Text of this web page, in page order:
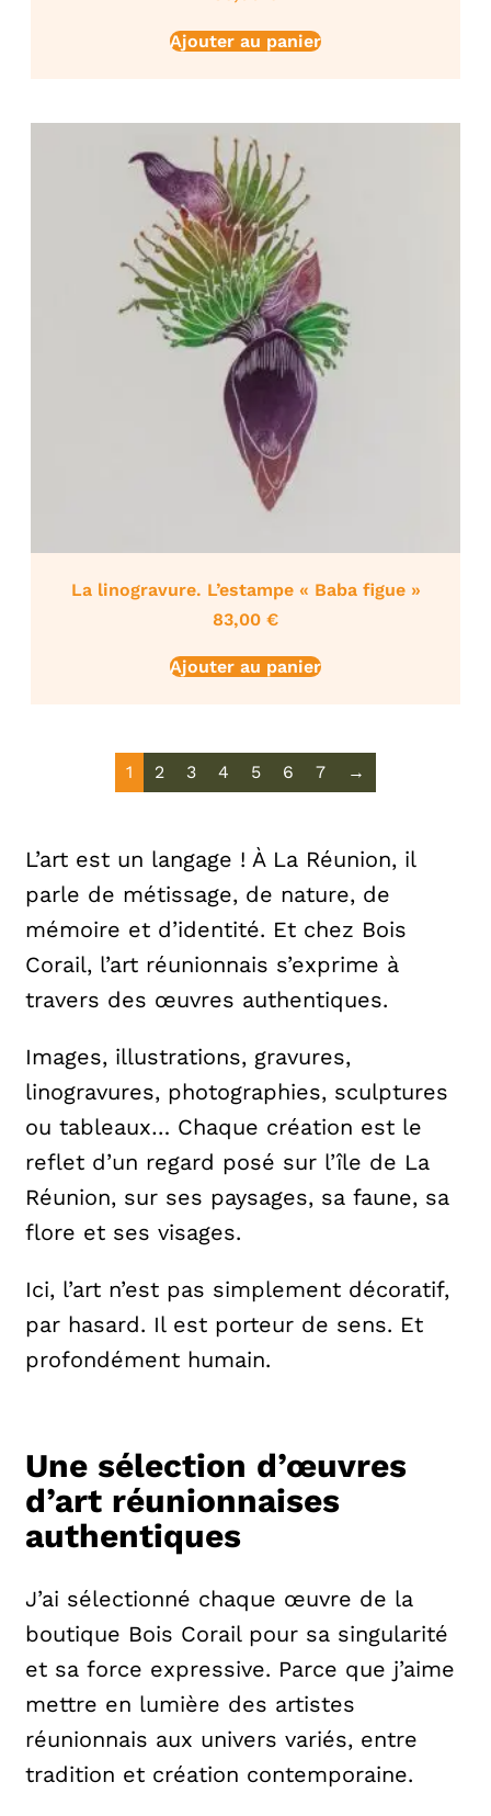
Ajouter au panier
La linogravure. L’estampe « Baba figue »
83,00 €
Ajouter au panier
1 2 3 4 5 6 7 →
L’art est un langage ! À La Réunion, il
parle de métissage, de nature, de
mémoire et d’identité. Et chez Bois
Corail, l’art réunionnais s’exprime à
travers des œuvres authentiques.
Images, illustrations, gravures,
linogravures, photographies, sculptures
ou tableaux… Chaque création est le
reflet d’un regard posé sur l’île de La
Réunion, sur ses paysages, sa faune, sa
flore et ses visages.
Ici, l’art n’est pas simplement décoratif,
par hasard. Il est porteur de sens. Et
profondément humain.
Une sélection d’œuvres
d’art réunionnaises
authentiques
J’ai sélectionné chaque œuvre de la
boutique Bois Corail pour sa singularité
et sa force expressive. Parce que j’aime
mettre en lumière des artistes
réunionnais aux univers variés, entre
tradition et création contemporaine.